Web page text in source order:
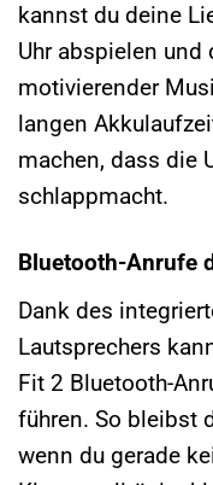
kannst du deine
Uhr abspielen
motivierender
langen
machen, dass die
schlappmacht.
Bluetooth-Anrufe
Dank des
Lautsprechers
Fit 2 Bluetooth-
führen. So bleibst
wenn du gerade